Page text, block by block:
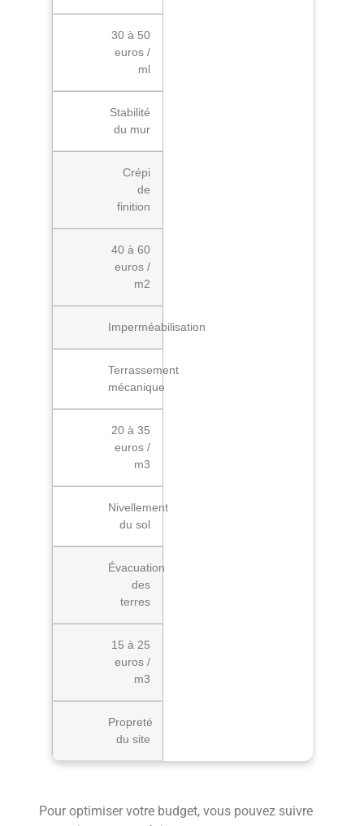
30 à 50
euros /
ml
Stabilité
du mur
Crépi
de
finition
40 à 60
euros /
m2
Imperméabilisation
Terrassement
mécanique
20 à 35
euros /
m3
Nivellement
du sol
Évacuation
des
terres
15 à 25
euros /
m3
Propreté
du site
Pour optimiser votre budget, vous pouvez suivre